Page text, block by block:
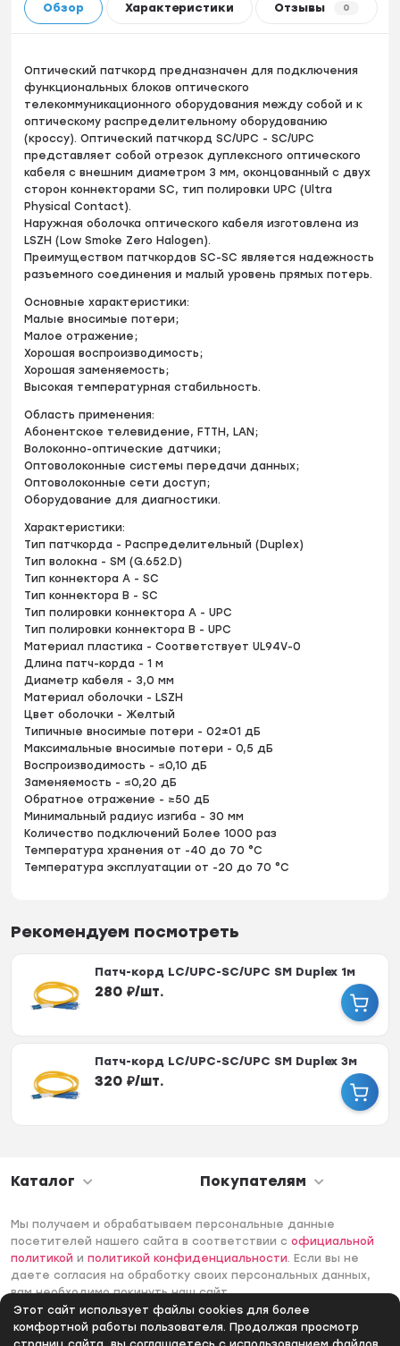
Этот сайт использует файлы cookies для более
комфортной работы пользователя. Продолжая просмотр
Обзор Характеристики Отзывы 0
Оптический патчкорд предназначен для подключения
функциональных блоков оптического
телекоммуникационного оборудования между собой и к
оптическому распределительному оборудованию
(кроссу). Оптический патчкорд SC/UPC - SC/UPC
представляет собой отрезок дуплексного оптического
кабеля с внешним диаметром 3 мм, оконцованный с двух
сторон коннекторами SC, тип полировки UPC (Ultra
Physical Contact).
Наружная оболочка оптического кабеля изготовлена из
LSZH (Low Smoke Zero Halogen).
Преимуществом патчкордов SC-SC является надежность
разъемного соединения и малый уровень прямых потерь.
Основные характеристики:
Малые вносимые потери;
Малое отражение;
Хорошая воспроизводимость;
Хорошая заменяемость;
Высокая температурная стабильность.
Область применения:
Абонентское телевидение, FTTH, LAN;
Волоконно-оптические датчики;
Оптоволоконные системы передачи данных;
Оптоволоконные сети доступ;
Оборудование для диагностики.
Характеристики:
Тип патчкорда - Распределительный (Duplex)
Тип волокна - SM (G.652.D)
Тип коннектора A - SC
Тип коннектора B - SC
Тип полировки коннектора A - UPC
Тип полировки коннектора B - UPC
Материал пластика - Соответствует UL94V-0
Длина патч-корда - 1 м
Диаметр кабеля - 3,0 мм
Материал оболочки - LSZH
Цвет оболочки - Желтый
Типичные вносимые потери - 02±01 дБ
Максимальные вносимые потери - 0,5 дБ
Воспроизводимость - ≤0,10 дБ
Заменяемость - ≤0,20 дБ
Обратное отражение - ≥50 дБ
Минимальный радиус изгиба - 30 мм
Количество подключений Более 1000 раз
Температура хранения от -40 до 70 °C
Температура эксплуатации от -20 до 70 °C
Рекомендуем посмотреть
Патч-корд LC/UPC-SC/UPC SM Duplex 1м
280 ₽/шт.
Патч-корд LC/UPC-SC/UPC SM Duplex 3м
320 ₽/шт.
Каталог Покупателям
Мы получаем и обрабатываем персональные данные
посетителей нашего сайта в соответствии софициальной
политикой иполитикой конфиденциальности. Если вы не
даете согласия на обработку своих персональных данных,
вам необходимо покинуть наш сайт.
© 2006 -2026 Интернет-магазин Лантек. Все права
защищены.